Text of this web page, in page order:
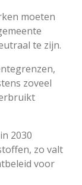
moeten
te zijn.
zoveel
2030
zo valt
voor